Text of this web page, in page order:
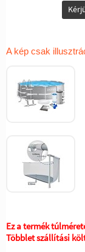
A kép csak
Ez a termék
Többlet szállítási